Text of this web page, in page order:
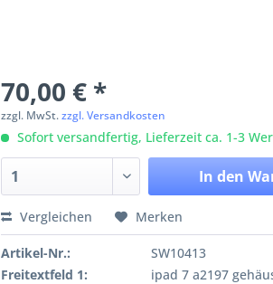
70,00 € *
zzgl. MwSt.zzgl. Versandkosten
Sofort versandfertig, Lieferzeit ca. 1-3
In den
Vergleichen Merken
Artikel-Nr.:
SW10413
Freitextfeld 1:
ipad 7 a2197